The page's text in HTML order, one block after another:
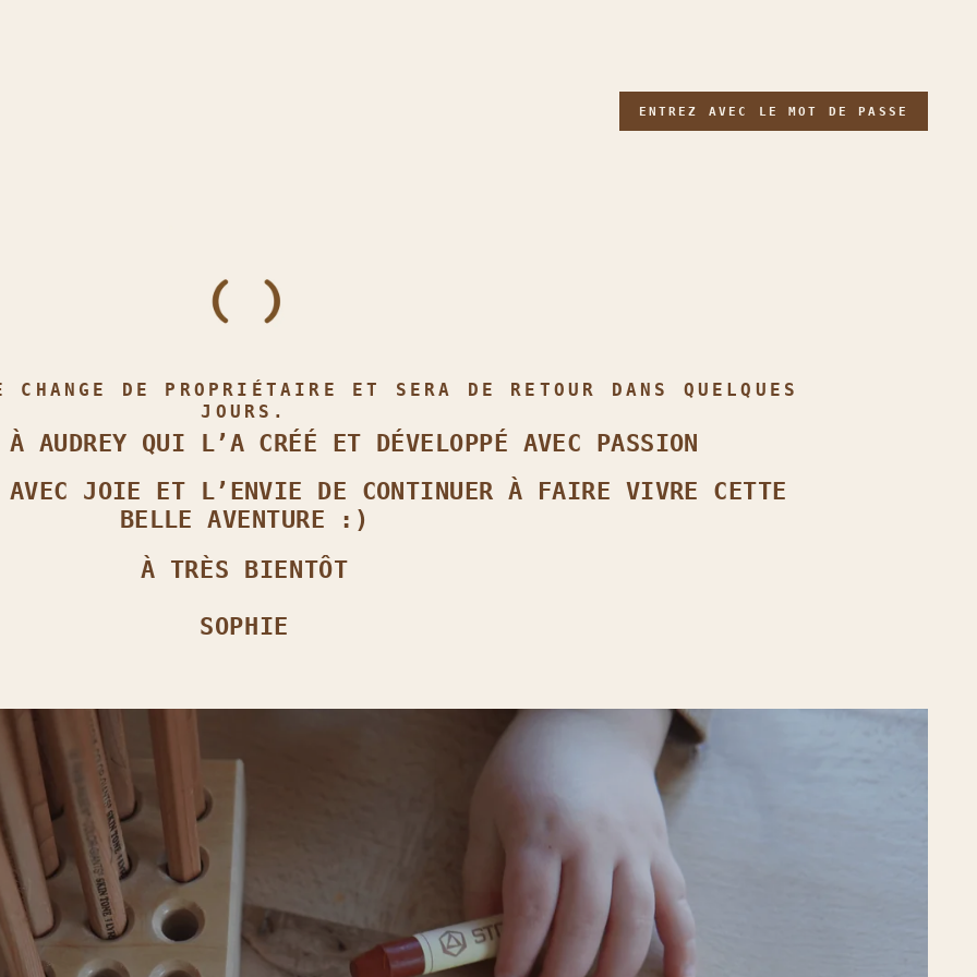
ENTREZ AVEC LE MOT DE PASSE
DE PROPRIÉTAIRE ET SERA DE RETOUR DANS QUELQUES
JOURS.
À AUDREY QUI L’A CRÉÉ ET DÉVELOPPÉ AVEC PASSION
AVEC JOIE ET L’ENVIE DE CONTINUER À FAIRE VIVRE CETTE
BELLE AVENTURE :)
À TRÈS BIENTÔT
SOPHIE